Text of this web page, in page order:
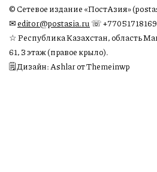
© Сетевое издание «ПостАзия»
✉︎editor@postasia.ru ☏ +77051718169
☆ Республика Казахстан, область
61, 3 этаж (правое крыло).
🗒 Дизайн: Ashlar от Themeinwp